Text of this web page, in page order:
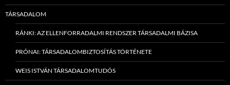
TÁRSADALOM
RÁNKI: AZ ELLENFORRADALMI RENDSZER TÁRSADALMI BÁZISA
PRÓNAI: TÁRSADALOMBIZTOSÍTÁS TÖRTÉNETE
WEIS ISTVÁN TÁRSADALOMTUDÓS